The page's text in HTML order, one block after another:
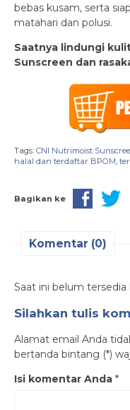
bebas kusam, serta
matahari dan polusi.
Saatnya lindungi
Sunscreen dan
Tags: CNI Nutrimoist
halal dan terdaftar BPOM
Bagikan ke
Komentar (0)
Saat ini belum
Silahkan tulis
Alamat email Anda
bertanda bintang (*)
Isi komentar Anda *